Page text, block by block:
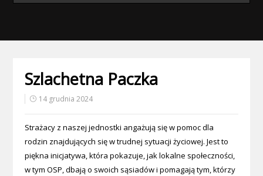
Szlachetna Paczka
14 grudnia 2024
Strażacy z naszej jednostki angażują się w pomoc dla
rodzin znajdujących się w trudnej sytuacji życiowej. Jest to
piękna inicjatywa, która pokazuje, jak lokalne społeczności,
w tym OSP, dbają o swoich sąsiadów i pomagają tym, którzy